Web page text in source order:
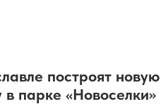
построят новую
в парке «Новоселки»